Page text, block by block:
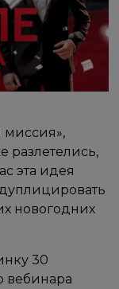
миссия»,
разлетелись,
эта идея
новогодних
30
вебинара